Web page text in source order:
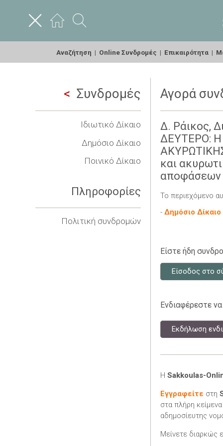
Αναζήτηση | Online Συνδρομές | Επικαιρότητα |
Συνδρομές
Ιδιωτικό Δίκαιο
Δημόσιο Δίκαιο
Ποινικό Δίκαιο
Πληροφορίες
Πολιτική συνδρομών
Αγορά
Δ. Ράικος,
ΔΕΥΤΕΡΟ: Η
και
αποφάσεων
Το περιεχόμενο
- Δημόσιο Δίκαιο
Είστε ήδη
Είσοδος στο
Ενδιαφέρεστε
Εκδήλωση
Η Sakkoulas-
Εγγραφείτε στη
στα πλήρη
αδημοσίευτης
Μείνετε διαρκώς